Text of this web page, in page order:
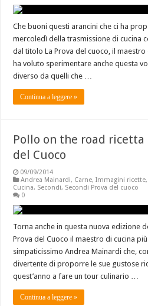
Che buoni questi arancini che ci ha
mercoledì della trasmissione di cucina
dal titolo La Prova del cuoco, il
ha voluto sperimentare anche questa
diverso da quelli che …
Continua a leggere »
Pollo on the road ricetta
del Cuoco
09/09/2014
Andrea Mainardi, Carne,Immagini ricette,
Cucina, Secondi, Secondi Prova del cuoco
0
Torna anche in questa nuova edizione
Prova del Cuoco il maestro di cucina
simpaticissimo Andrea Mainardi che,
divertente di proporre le sue gustose
quest’anno a fare un tour culinario …
Continua a leggere »